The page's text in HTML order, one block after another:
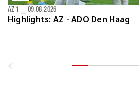
Highlights: AZ - ADO Den Haag
AZ 1 09.08.2026